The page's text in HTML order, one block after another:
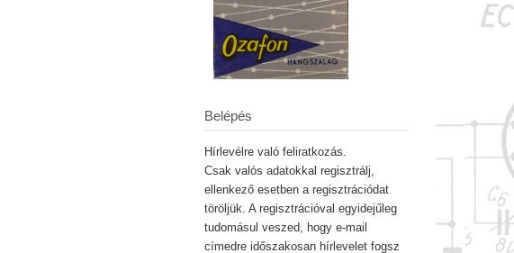
Belépés
Hírlevélre való feliratkozás.
Csak valós adatokkal regisztrálj,
ellenkező esetben a regisztrációdat
töröljük. A regisztrációval egyidejűleg
tudomásul veszed, hogy e-mail
címedre időszakosan hírlevelet fogsz